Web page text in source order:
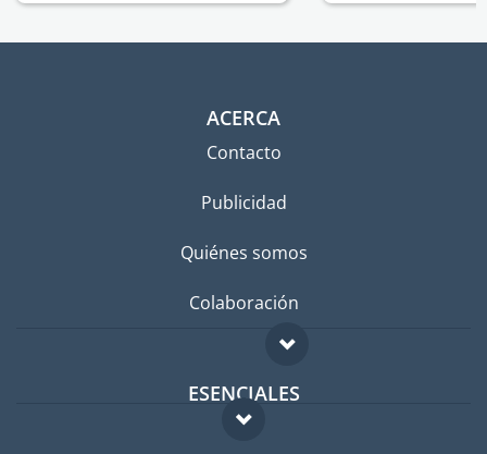
ACERCA
Contacto
Publicidad
Quiénes somos
Colaboración
ESENCIALES
Foro para expatriados